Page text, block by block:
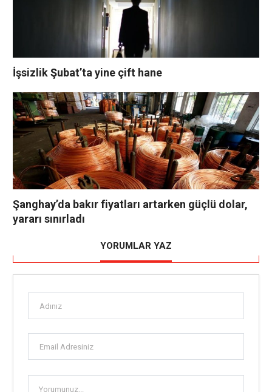
İşsizlik Şubat’ta yine çift hane
Şanghay’da bakır fiyatları artarken güçlü dolar,
yararı sınırladı
YORUMLAR YAZ